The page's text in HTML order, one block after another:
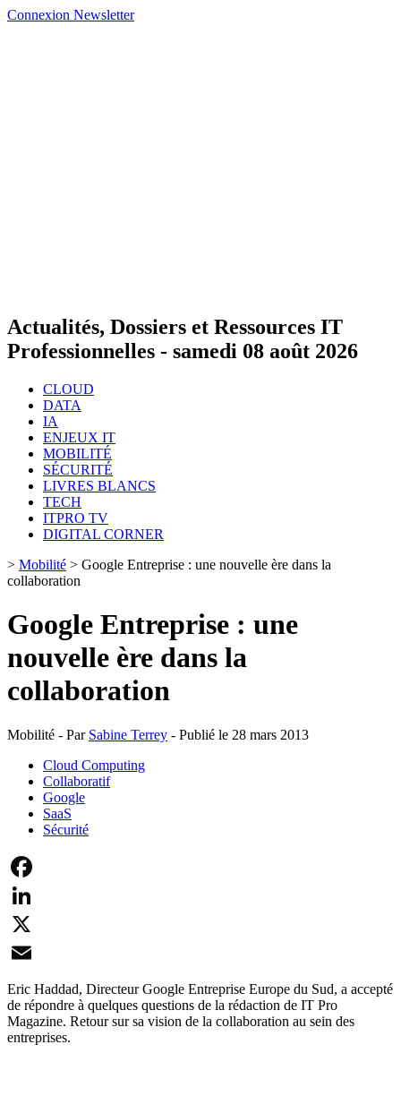
Connexion Newsletter
Actualités, Dossiers et Ressources IT
Professionnelles - samedi 08 août 2026
CLOUD
DATA
IA
ENJEUX IT
MOBILITÉ
SÉCURITÉ
LIVRES BLANCS
TECH
ITPRO TV
DIGITAL CORNER
> Mobilité > Google Entreprise : une nouvelle ère dans la
collaboration
Google Entreprise : une
nouvelle ère dans la
collaboration
Mobilité - Par Sabine Terrey - Publié le 28 mars 2013
Cloud Computing
Collaboratif
Google
SaaS
Sécurité
Facebook
LinkedIn
X
Email
Eric Haddad, Directeur Google Entreprise Europe du Sud, a accepté
de répondre à quelques questions de la rédaction de IT Pro
Magazine. Retour sur sa vision de la collaboration au sein des
entreprises.